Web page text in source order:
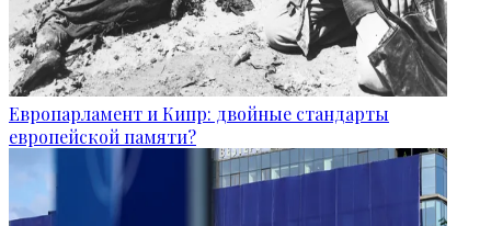
Европарламент и Кипр: двойные стандарты
европейской памяти?